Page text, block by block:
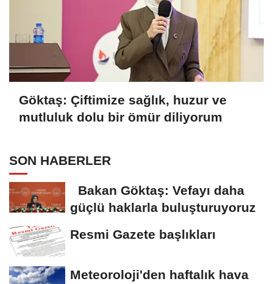
Göktaş: Çiftimize sağlık, huzur ve
mutluluk dolu bir ömür diliyorum
SON HABERLER
Bakan Göktaş: Vefayı daha
güçlü haklarla buluşturuyoruz
Resmi Gazete başlıkları
Meteoroloji'den haftalık hava